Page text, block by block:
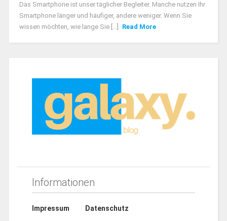
Das Smartphone ist unser täglicher Begleiter. Manche nutzen Ihr
Smartphone länger und häufiger, andere weniger. Wenn Sie
wissen möchten, wie lange Sie [...]
Read More
Informationen
Impressum Datenschutz